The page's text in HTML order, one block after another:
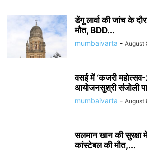
डेंगू लार्वा की जांच के
मौत, BDD...
mumbaivarta - August
वसई में ‘कजरी
आयोजनसुश्री संजोली
mumbaivarta - August
सलमान खान की सुरक्षा
कांस्टेबल की मौत,...